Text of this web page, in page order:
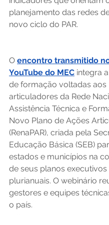
planejamento das redes
novo ciclo do PAR.
O encontro transmitido
YouTube do MEC integra
de formação voltadas aos
articuladores da Rede
Assistência Técnica e
Novo Plano de Ações
(RenaPAR), criada pela
Educação Básica (SEB)
estados e municípios na
de seus planos executivos
plurianuais. O webinário
gestores e equipes
o país.